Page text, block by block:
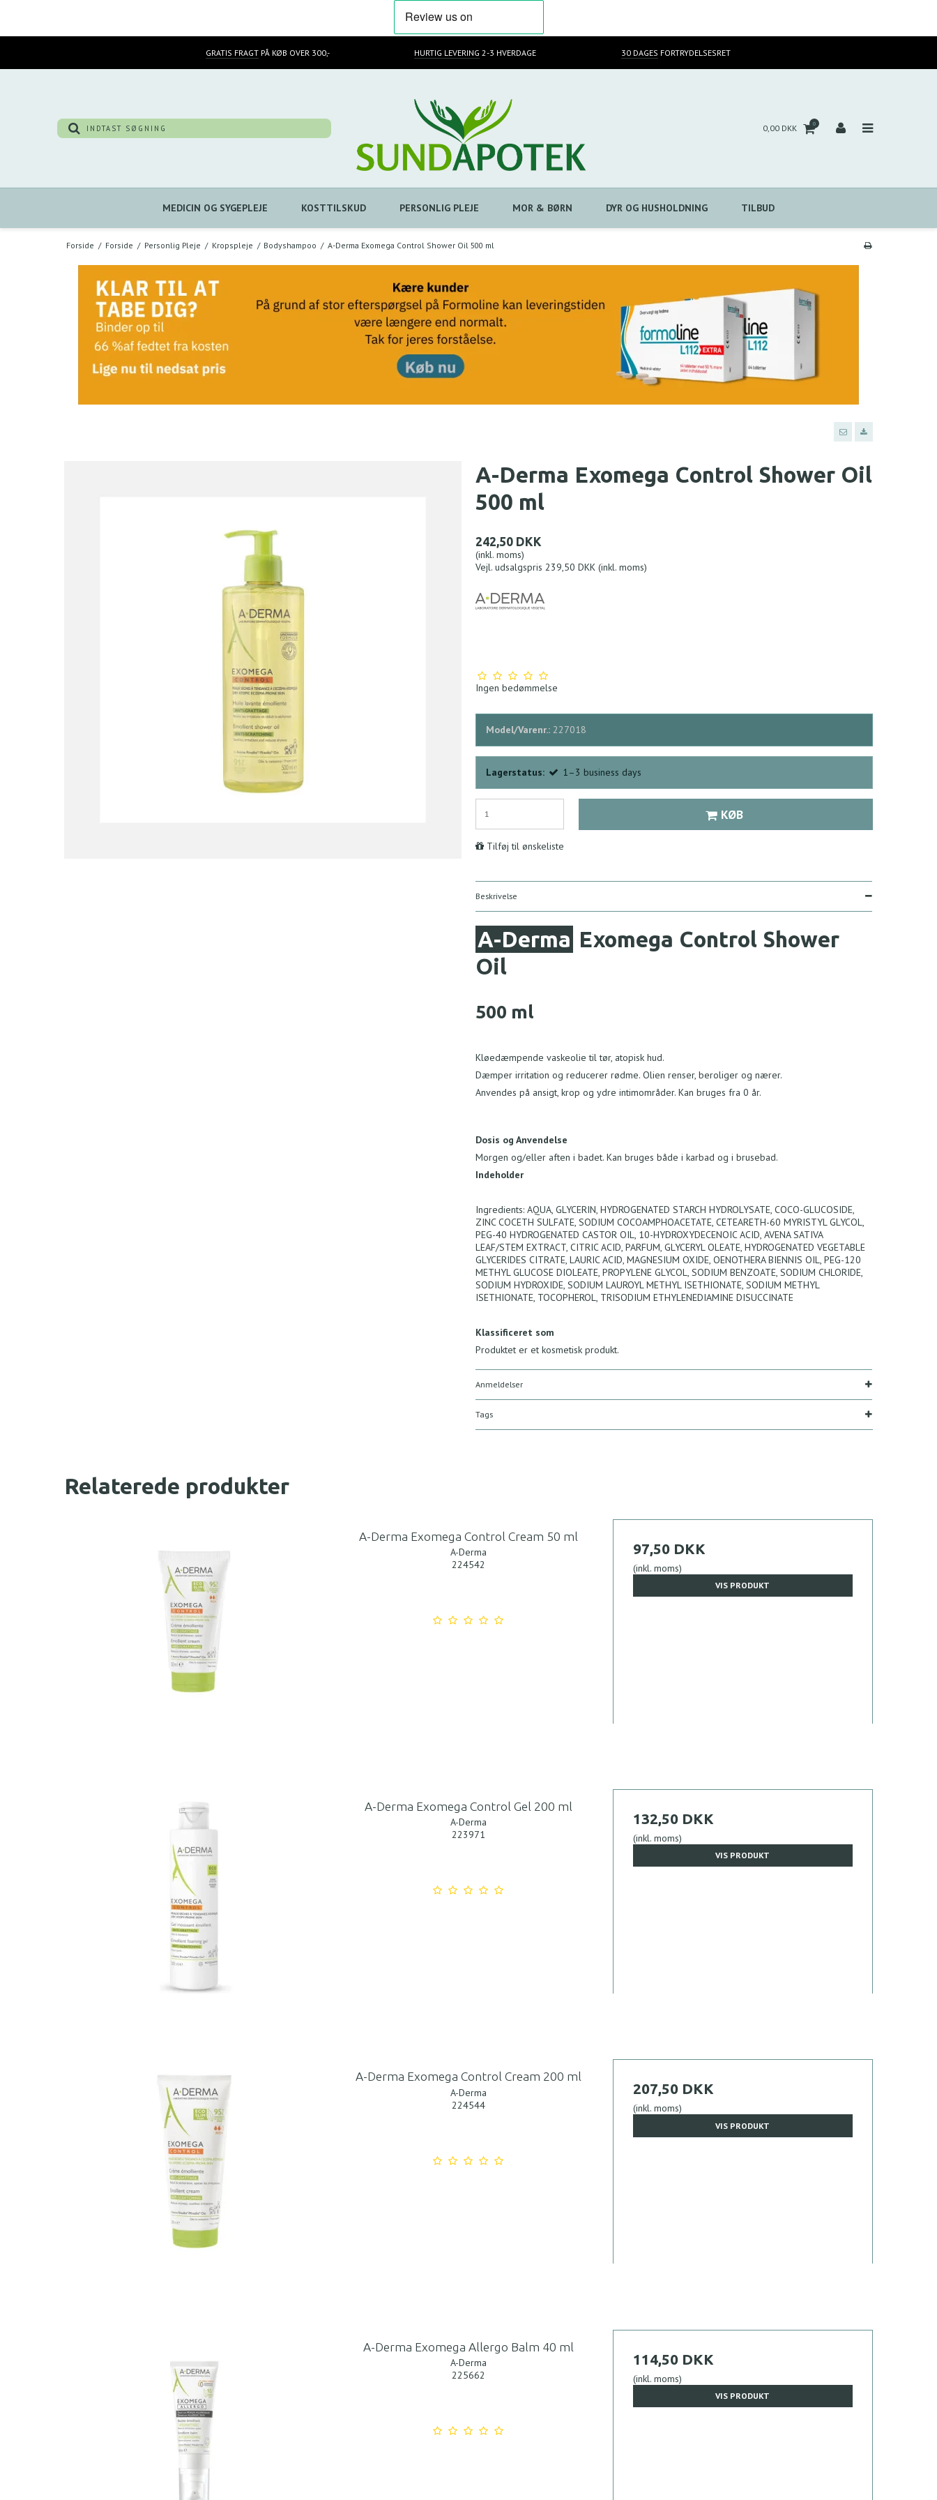
GRATIS FRAGTPÅ KØB OVER 300,- HURTIG LEVERING 2-3 HVERDAGE 30 DAGES FORTRYDELSESRET
0,00 DKK 0
MEDICIN OG SYGEPLEJE KOSTTILSKUD PERSONLIG PLEJE MOR & BØRN DYR OG HUSHOLDNING TILBUD
Forside / Forside / Personlig Pleje / Kropspleje / Bodyshampoo / A-Derma Exomega Control Shower Oil 500 ml
A-Derma Exomega Control Shower Oil
500 ml
242,50 DKK
(inkl. moms)
Vejl. udsalgspris 239,50 DKK (inkl. moms)
Ingen bedømmelse
Model/Varenr.: 227018
Lagerstatus: 1–3 business days
KØB
Tilføj til ønskeliste
Beskrivelse
A-Derma Exomega Control Shower
Oil
500 ml
Kløedæmpende vaskeolie til tør, atopisk hud.
Dæmper irritation og reducerer rødme. Olien renser, beroliger og nærer.
Anvendes på ansigt, krop og ydre intimområder. Kan bruges fra 0 år.
Dosis og Anvendelse
Morgen og/eller aften i badet. Kan bruges både i karbad og i brusebad.
Indeholder
Ingredients: AQUA, GLYCERIN, HYDROGENATED STARCH HYDROLYSATE, COCO-GLUCOSIDE,
ZINC COCETH SULFATE, SODIUM COCOAMPHOACETATE, CETEARETH-60 MYRISTYL GLYCOL,
PEG-40 HYDROGENATED CASTOR OIL, 10-HYDROXYDECENOIC ACID, AVENA SATIVA
LEAF/STEM EXTRACT, CITRIC ACID, PARFUM, GLYCERYL OLEATE, HYDROGENATED VEGETABLE
GLYCERIDES CITRATE, LAURIC ACID, MAGNESIUM OXIDE, OENOTHERA BIENNIS OIL, PEG-120
METHYL GLUCOSE DIOLEATE, PROPYLENE GLYCOL, SODIUM BENZOATE, SODIUM CHLORIDE,
SODIUM HYDROXIDE, SODIUM LAUROYL METHYL ISETHIONATE, SODIUM METHYL
ISETHIONATE, TOCOPHEROL, TRISODIUM ETHYLENEDIAMINE DISUCCINATE
Klassificeret som
Produktet er et kosmetisk produkt.
Anmeldelser
Tags
Relaterede produkter
A-Derma Exomega Control Cream 50 ml
A-Derma
224542
97,50 DKK
(inkl. moms)
VIS PRODUKT
A-Derma Exomega Control Gel 200 ml
A-Derma
223971
132,50 DKK
(inkl. moms)
VIS PRODUKT
A-Derma Exomega Control Cream 200 ml
A-Derma
224544
207,50 DKK
(inkl. moms)
VIS PRODUKT
A-Derma Exomega Allergo Balm 40 ml
A-Derma
225662
114,50 DKK
(inkl. moms)
VIS PRODUKT